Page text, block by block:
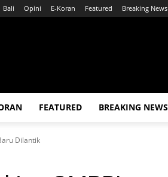
Bali Opini E-Koran Featured Breaking News
FEATURED BREAKING NEWS
Dilantik